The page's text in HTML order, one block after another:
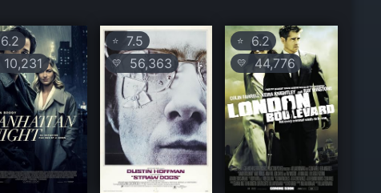
6.2
10,231
⭐7.5
💛 56,363
⭐ 6.2
💛 44,776